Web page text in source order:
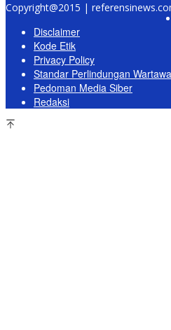
Copyright@2015 |
Disclaimer
Kode Etik
Privacy Policy
Standar Perlindungan
Pedoman Media Siber
Redaksi